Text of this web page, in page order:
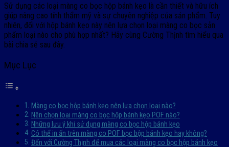
Sử dụng các loại màng co bọc hộp bánh kẹo là cần thiết và hữu ích
giúp nâng cao tính thẩm mỹ và sự chuyên nghiệp của sản phẩm. Tuy
nhiên, đối với hộp bánh kẹo này nên lựa chọn loại màng co bọc sản
phẩm loại nào cho phù hợp nhất? Hãy cùng Cường Thịnh tìm hiểu qua
bài chia sẻ sau đây.
Mục Lục
Màng co bọc hộp bánh kẹo nên lựa chọn loại nào?
Nên chọn loại màng co bọc hộp bánh kẹo POF nào?
Những lưu ý khi sử dụng màng co bọc hộp bánh kẹo
Có thể in ấn trên màng co POF bọc bộp bánh kẹo hay không?
Đến với Cường Thịnh để mua các loại màng co bọc hộp bánh kẹo